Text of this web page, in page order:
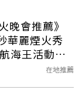
晚會推薦》
華麗煙火秀
海王活動超
在地推薦